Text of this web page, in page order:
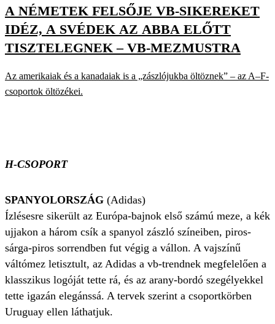
A NÉMETEK FELSŐJE VB-SIKEREKET
IDÉZ, A SVÉDEK AZ ABBA ELŐTT
TISZTELEGNEK – VB-MEZMUSTRA
Az amerikaiak és a kanadaiak is a „zászlójukba öltöznek” – az A–F-
csoportok öltözékei.
H-CSOPORT
SPANYOLORSZÁG (Adidas)
Ízlésesre sikerült az Európa-bajnok első számú meze, a kék
ujjakon a három csík a spanyol zászló színeiben, piros-
sárga-piros sorrendben fut végig a vállon. A vajszínű
váltómez letisztult, az Adidas a vb-trendnek megfelelően a
klasszikus logóját tette rá, és az arany-bordó szegélyekkel
tette igazán elegánssá. A tervek szerint a csoportkörben
Uruguay ellen láthatjuk.